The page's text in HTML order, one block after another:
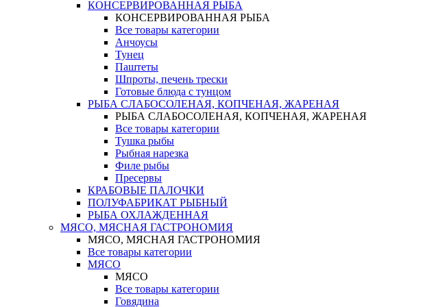
КОНСЕРВИРОВАННАЯ РЫБА
КОНСЕРВИРОВАННАЯ РЫБА
Все товары категории
Анчоусы
Тунец
Паштеты
Шпроты, печень трески
Готовые блюда с тунцом
РЫБА СЛАБОСОЛЕНАЯ, КОПЧЕНАЯ, ЖАРЕНАЯ
РЫБА СЛАБОСОЛЕНАЯ, КОПЧЕНАЯ, ЖАРЕНАЯ
Все товары категории
Тушка рыбы
Рыбная нарезка
Филе рыбы
Пресервы
КРАБОВЫЕ ПАЛОЧКИ
ПОЛУФАБРИКАТ РЫБНЫЙ
РЫБА ОХЛАЖДЕННАЯ
МЯСО, МЯСНАЯ ГАСТРОНОМИЯ
МЯСО, МЯСНАЯ ГАСТРОНОМИЯ
Все товары категории
МЯСО
МЯСО
Все товары категории
Говядина